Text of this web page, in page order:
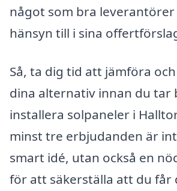
något som bra
hänsyn till i sina
Så, ta dig tid att jämföra
dina alternativ innan du tar
installera solpaneler i
minst tre erbjudanden är
smart idé, utan också en
för att säkerställa att du får